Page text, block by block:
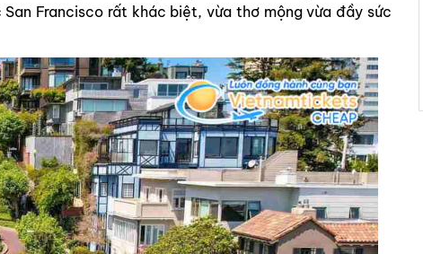
Francisco rất khác biệt, vừa thơ mộng vừa đầy sức